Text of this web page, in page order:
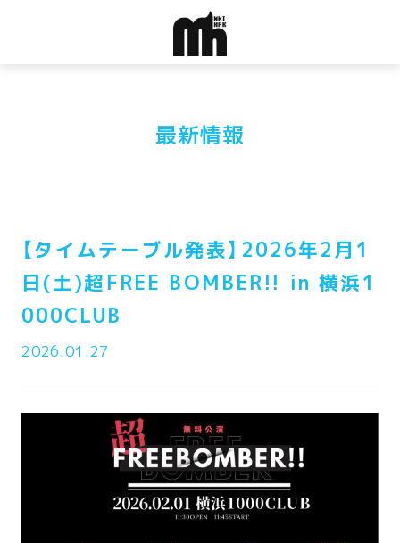
最新情報
【タイムテーブル発表】2026年2月1
日(土)超FREE BOMBER!! in 横浜1
000CLUB
2026.01.27